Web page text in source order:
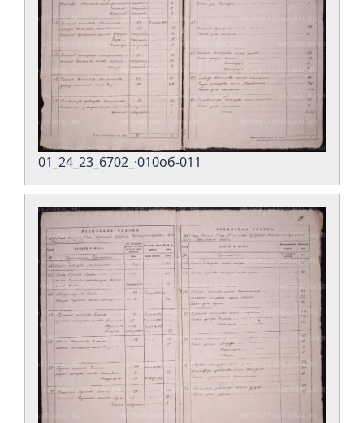
01_24_23_6702_·010об-011